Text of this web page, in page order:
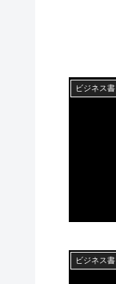
ビジネス書
ビジネス書